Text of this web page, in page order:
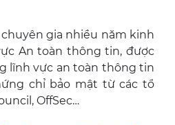
gia nhiều năm kinh
An toàn thông tin, được
lĩnh vực an toàn thông tin
chỉ bảo mật từ các tổ
OffSec…